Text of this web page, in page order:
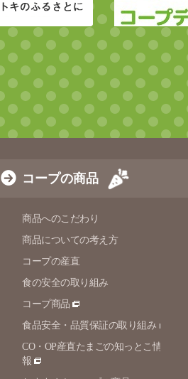
コープの商品
商品へのこだわり
商品についての考え方
コープの産直
食の安全の取り組み
コープ商品
食品安全・品質保証の取り組み
CO・OP産直たまごの知っとこ情
報